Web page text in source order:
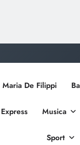
De Filippi
Musica
Sport